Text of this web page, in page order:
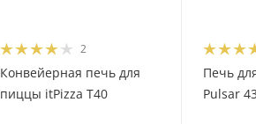
2
Конвейерная печь для
пиццы itPizza T40
Печь
Pulsar